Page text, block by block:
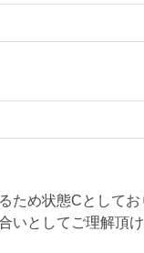
中古デスクとして
仕様・機能
■センター引き出し
■アジャスト機能
ため状態Cとしてお
いとしてご理解頂